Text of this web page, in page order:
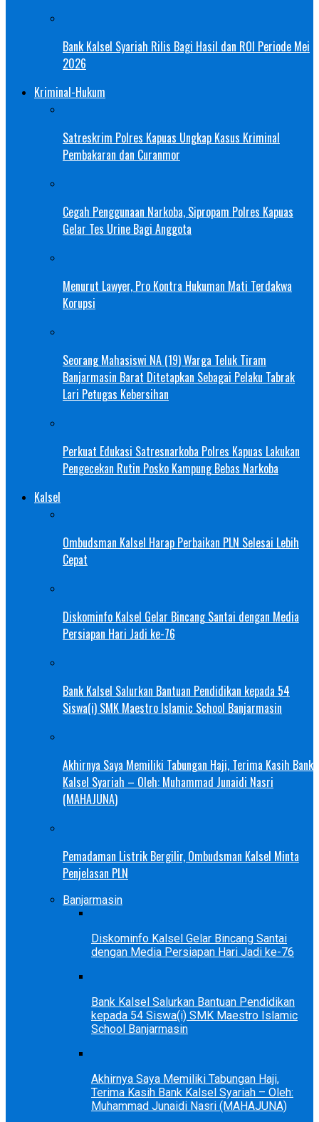
Bank Kalsel Syariah Rilis Bagi Hasil dan ROI Periode Mei
2026
Kriminal-Hukum
Satreskrim Polres Kapuas Ungkap Kasus Kriminal
Pembakaran dan Curanmor
Cegah Penggunaan Narkoba, Sipropam Polres Kapuas
Gelar Tes Urine Bagi Anggota
Menurut Lawyer, Pro Kontra Hukuman Mati Terdakwa
Korupsi
Seorang Mahasiswi NA (19) Warga Teluk Tiram
Banjarmasin Barat Ditetapkan Sebagai Pelaku Tabrak
Lari Petugas Kebersihan
Perkuat Edukasi Satresnarkoba Polres Kapuas Lakukan
Pengecekan Rutin Posko Kampung Bebas Narkoba
Kalsel
Ombudsman Kalsel Harap Perbaikan PLN Selesai Lebih
Cepat
Diskominfo Kalsel Gelar Bincang Santai dengan Media
Persiapan Hari Jadi ke-76
Bank Kalsel Salurkan Bantuan Pendidikan kepada 54
Siswa(i) SMK Maestro Islamic School Banjarmasin
Akhirnya Saya Memiliki Tabungan Haji, Terima Kasih Bank
Kalsel Syariah – Oleh: Muhammad Junaidi Nasri
(MAHAJUNA)
Pemadaman Listrik Bergilir, Ombudsman Kalsel Minta
Penjelasan PLN
Banjarmasin
Diskominfo Kalsel Gelar Bincang Santai
dengan Media Persiapan Hari Jadi ke-76
Bank Kalsel Salurkan Bantuan Pendidikan
kepada 54 Siswa(i) SMK Maestro Islamic
School Banjarmasin
Akhirnya Saya Memiliki Tabungan Haji,
Terima Kasih Bank Kalsel Syariah – Oleh:
Muhammad Junaidi Nasri (MAHAJUNA)